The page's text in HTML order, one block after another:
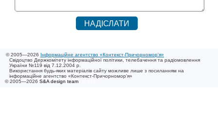
© 2005—2026 Інформаційне агентство «Контекст-Причорномор'я»
Свідоцтво Держкомітету інформаційної політики, телебачення та радіомовлення
України №119 від 7.12.2004 р.
Використання будь-яких матеріалів сайту можливе лише з посиланням на
інформаційне агентство «Контекст-Причорномор'я»
© 2005—2026 S&A design team